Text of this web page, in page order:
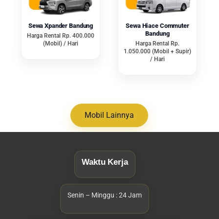
bertransportasi.
Terlindungi Oleh Kekuatan Hukum
Keamanan rental mobil kontrak
perusahaan Bandung terjamin
sewa. Inilah yang memberikan
jaminan kenyamanan dan
Berhubungan dengan kegiatan
sewa kendaraan, tentu disesuaikan
dengan keinginan customer. Tapi
harus sesuai juga dengan syarat
Sewa Xpander Bandung
Harga Rental Rp. 400.000
(Mobil) / Hari
Sewa Hiace Commuter
Bandung
Harga Rental Rp.
1.050.000 (Mobil + Supir)
/ Hari
Mobil Lainnya
Waktu Kerja
Senin – Minggu : 24 Jam